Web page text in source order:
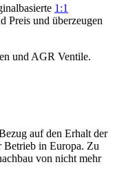
1:1
Preis und überzeugen
und AGR Ventile.
auf den Erhalt der
Betrieb in Europa. Zu
von nicht mehr